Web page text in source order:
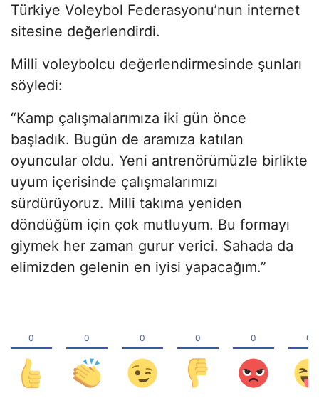
Türkiye Voleybol Federasyonu’nun internet
sitesine değerlendirdi.
Milli voleybolcu değerlendirmesinde şunları
söyledi:
“Kamp çalışmalarımıza iki gün önce
başladık. Bugün de aramıza katılan
oyuncular oldu. Yeni antrenörümüzle birlikte
uyum içerisinde çalışmalarımızı
sürdürüyoruz. Milli takıma yeniden
döndüğüm için çok mutluyum. Bu formayı
giymek her zaman gurur verici. Sahada da
elimizden gelenin en iyisi yapacağım.”